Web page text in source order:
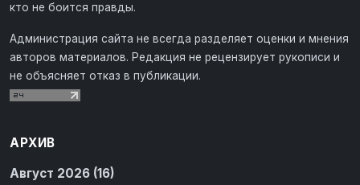
кто не боится правды.
Администрация сайта не всегда разделяет оценки и мнения
авторов материалов. Редакция не рецензирует рукописи и
не объясняет отказ в публикации.
АРХИВ
Август 2026 (16)